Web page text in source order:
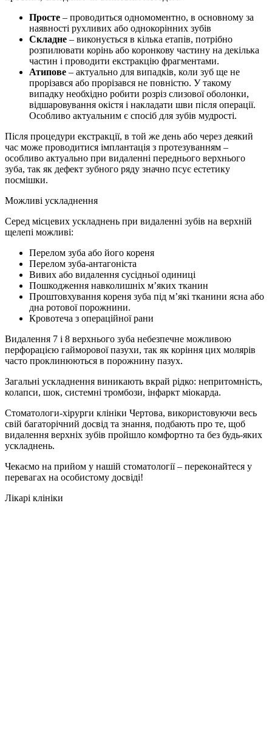
Просте – проводиться одномоментно, в основному за
наявності рухливих або однокорінних зубів
Складне – виконується в кілька етапів, потрібно
розпилювати корінь або коронкову частину на декілька
частин і проводити екстракцію фрагментами.
Атипове – актуально для випадків, коли зуб ще не
прорізався або прорізався не повністю. У такому
випадку необхідно робити розріз слизової оболонки,
відшаровування окістя і накладати шви після операції.
Особливо актуальним є спосіб для зубів мудрості.
Після процедури екстракції, в той же день або через деякий
час може проводитися імплантація з протезуванням –
особливо актуально при видаленні переднього верхнього
зуба, так як дефект зубного ряду значно псує естетику
посмішки.
Можливі ускладнення
Серед місцевих ускладнень при видаленні зубів на верхній
щелепі можливі:
Перелом зуба або його кореня
Перелом зуба-антагоніста
Вивих або видалення сусідньої одиниці
Пошкодження навколишніх м’яких тканин
Проштовхування кореня зуба під м’які тканини ясна або
дна ротової порожнини.
Кровотеча з операційної рани
Видалення 7 і 8 верхнього зуба небезпечне можливою
перфорацією гайморової пазухи, так як коріння цих молярів
часто проклинюються в порожнину пазух.
Загальні ускладнення виникають вкрай рідко: непритомність,
колапси, шок, системні тромбози, інфаркт міокарда.
Стоматологи-хірурги клініки Чертова, використовуючи весь
свій багаторічний досвід та знання, подбають про те, щоб
видалення верхніх зубів пройшло комфортно та без будь-яких
ускладнень.
Чекаємо на прийом у нашій стоматології – переконайтеся у
перевагах на особистому досвіді!
Лікарі клініки